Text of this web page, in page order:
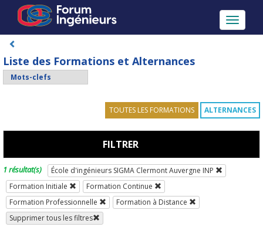
Toggle
Liste des Formations et Alternances
TOUTES LES FORMATIONS ALTERNANCES
FILTRER
1 résultat(s)
École d'ingénieurs SIGMA Clermont Auvergne INP
Formation Initiale
Formation Continue
Formation Professionnelle
Formation à Distance
Supprimer tous les filtres